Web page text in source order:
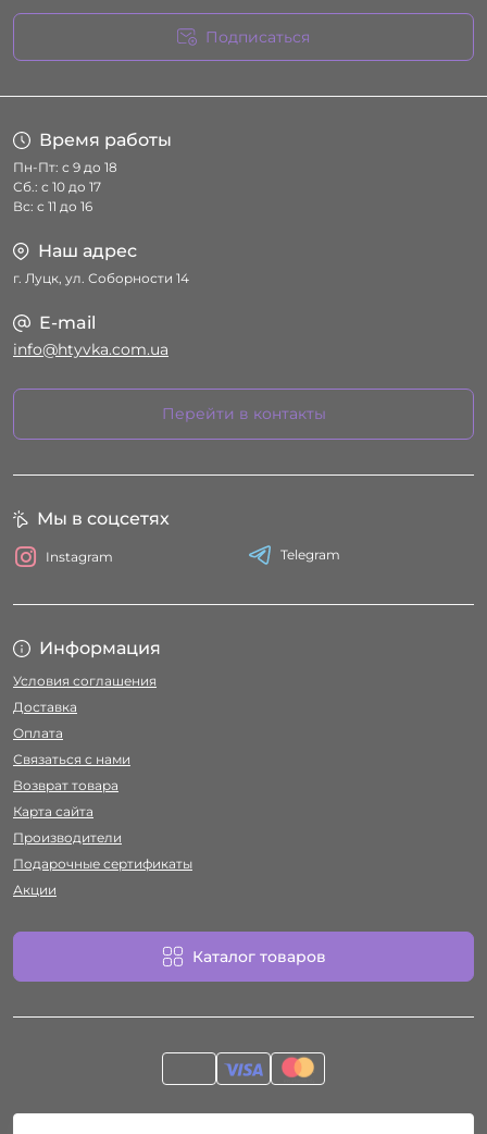
Подписаться
Время работы
Пн-Пт: с 9 до 18
Сб.: с 10 до 17
Вс: с 11 до 16
Наш адрес
г. Луцк, ул. Соборности 14
E-mail
info@htyvka.com.ua
Перейти в контакты
Информация
Условия соглашения
Доставка
Оплата
Связаться с нами
Возврат товара
Карта сайта
Производители
Подарочные сертификаты
Акции
Каталог товаров
Мы в соцсетях
Instagram Telegram